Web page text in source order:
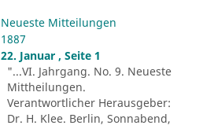
Neueste Mitteilungen
1887
22. Januar , Seite 1
"...VI. Jahrgang. No. 9. Neueste
Mittheilungen.
Verantwortlicher Herausgeber:
Dr. H. Klee. Berlin, Sonnabend,